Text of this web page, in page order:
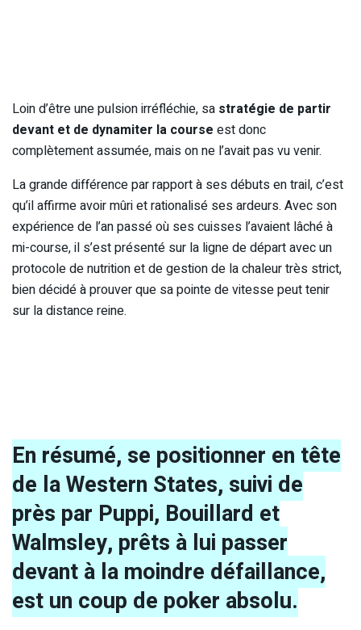
Loin d’être une pulsion irréfléchie, sa stratégie de partir
devant et de dynamiter la course est donc
complètement assumée, mais on ne l’avait pas vu venir.
La grande différence par rapport à ses débuts en trail, c’est
qu’il affirme avoir mûri et rationalisé ses ardeurs. Avec son
expérience de l’an passé où ses cuisses l’avaient lâché à
mi-course, il s’est présenté sur la ligne de départ avec un
protocole de nutrition et de gestion de la chaleur très strict,
bien décidé à prouver que sa pointe de vitesse peut tenir
sur la distance reine.
En résumé, se positionner en tête
de la Western States, suivi de
près par Puppi, Bouillard et
Walmsley, prêts à lui passer
devant à la moindre défaillance,
est un coup de poker absolu.